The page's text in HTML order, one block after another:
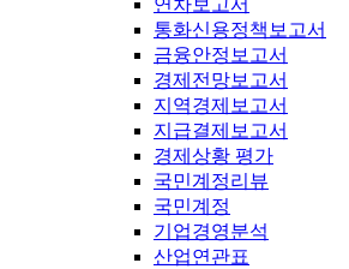
연차보고서
통화신용정책보고서
금융안정보고서
경제전망보고서
지역경제보고서
지급결제보고서
경제상황 평가
국민계정리뷰
국민계정
기업경영분석
산업연관표